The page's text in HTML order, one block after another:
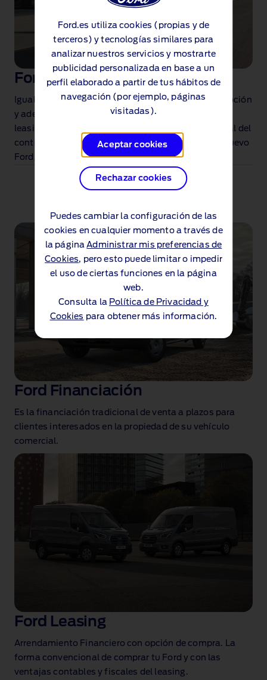
Ford.es utiliza cookies (propias y de
terceros) y tecnologías similares para
analizar nuestros servicios y mostrarte
publicidad personalizada en base a un
perfil elaborado a partir de tus hábitos de
navegación (por ejemplo, páginas
visitadas).
Aceptar cookies
Rechazar cookies
Puedes cambiar la configuración de las
cookies en cualquier momento a través de
la páginaAdministrar mis preferencias de
Cookies, pero esto puede limitar o impedir
el uso de ciertas funciones en la página
web.
Consulta la Política de Privacidad y
Cookies para obtener más información.
Ford MultiOpción Leasing
Igual de segura, cómoda y flexible que Ford MultiOpción
y además con las ventajas contables y fiscales del
leasing. Te garantizamos el valor de tu coche al final del
contrato y además, tú decides si renuevas por un nuevo
Ford, te lo quedas o lo devuelves.
Ford Financiación
Es la financiación tradicional de venta a plazos para
clientes interesados en la propiedad de su vehículo
comercial.
Ford Leasing
Arrendamiento Financiero con opción de compra. La
forma convencional de comprar tu Ford y con las
ventajas contables y fiscales del leasing.